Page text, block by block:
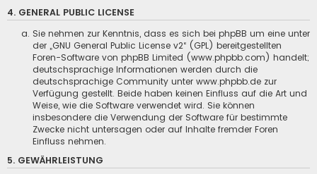
4. GENERAL PUBLIC LICENSE
Sie nehmen zur Kenntnis, dass es sich bei phpBB um eine unter
der „GNU General Public License v2“ (GPL) bereitgestellten
Foren-Software von phpBB Limited (www.phpbb.com) handelt;
deutschsprachige Informationen werden durch die
deutschsprachige Community unter www.phpbb.de zur
Verfügung gestellt. Beide haben keinen Einfluss auf die Art und
Weise, wie die Software verwendet wird. Sie können
insbesondere die Verwendung der Software für bestimmte
Zwecke nicht untersagen oder auf Inhalte fremder Foren
Einfluss nehmen.
5. GEWÄHRLEISTUNG